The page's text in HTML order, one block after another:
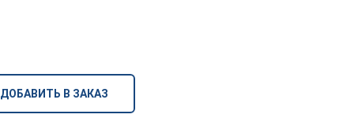
ДОБАВИТЬ В ЗАКАЗ